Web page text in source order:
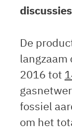
De
langzaam
2016 tot
fossiel
om het